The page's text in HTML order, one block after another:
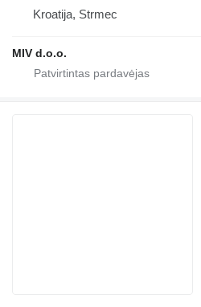
Kroatija, Strmec
MIV d.o.o.